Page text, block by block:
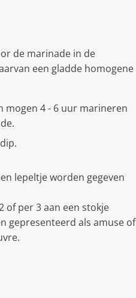
de marinade in de
een gladde homogene
mogen 4 - 6 uur marineren
lepeltje worden gegeven
of per 3 aan een stokje
gepresenteerd als amuse of